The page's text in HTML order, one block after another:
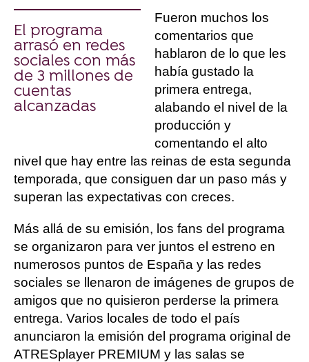
El programa
arrasó en redes
sociales con más
de 3 millones de
cuentas
alcanzadas
Fueron muchos los
comentarios que
hablaron de lo que les
había gustado la
primera entrega,
alabando el nivel de la
producción y
comentando el alto
nivel que hay entre las reinas de esta segunda
temporada, que consiguen dar un paso más y
superan las expectativas con creces.
Más allá de su emisión, los fans del programa
se organizaron para ver juntos el estreno en
numerosos puntos de España y las redes
sociales se llenaron de imágenes de grupos de
amigos que no quisieron perderse la primera
entrega. Varios locales de todo el país
anunciaron la emisión del programa original de
ATRESplayer PREMIUM y las salas se